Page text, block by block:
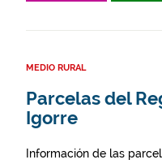
MEDIO RURAL
Parcelas del
Igorre
Información de las